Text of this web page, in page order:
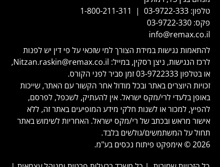
טלפון: 03-9722-333
|
1-800-211-311
פקס: 03-9722-330
info@remax.co.il
להתאמות נגישות במידת הצורך למי שזכאי על פי דין יש לפנות
לרכז הנגישות, ניצן רסקין, במייל: Nitzan.raskin@remax.co.il
,
או בטלפון 03-9722333זמן סביר לפני הקורס.
זכויות היוצרים באתר ובכל מודול אחר הקשור עם האתר, שייכות
באופן בלעדי לרי/מקס ישראל. אין להעתיק, לשכפל, לפרסם,
להפיץ, למכור או לשנות חלקי מידע המופיעים באתר זה, ללא
אישור מראש ובכתב של רי/מקס ישראל. האחריות לשימוש באתר
תחול על המשתמשים/גולשים בלבד.
2026 © אימפקט פיתוח נכסים בע"מ.